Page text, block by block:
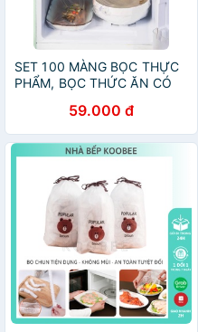
SET 100 MÀNG BỌC THỰC
PHẨM, BỌC THỨC ĂN CÓ
[hot hot ]nhận sỉ toàn quốc
59.000 đ